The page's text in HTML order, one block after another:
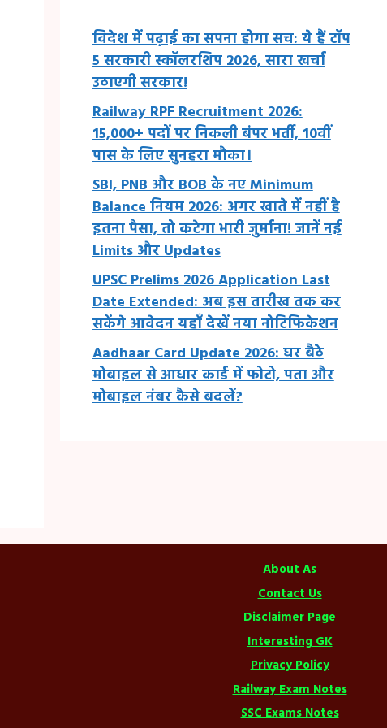
विदेश में पढ़ाई का सपना होगा सच: ये हैं टॉप
5 सरकारी स्कॉलरशिप 2026, सारा खर्चा
उठाएगी सरकार!
Railway RPF Recruitment 2026:
15,000+ पदों पर निकली बंपर भर्ती, 10वीं
पास के लिए सुनहरा मौका।
SBI, PNB और BOB के नए Minimum
Balance नियम 2026: अगर खाते में नहीं है
इतना पैसा, तो कटेगा भारी जुर्माना! जानें नई
Limits और Updates
UPSC Prelims 2026 Application Last
Date Extended: अब इस तारीख तक कर
सकेंगे आवेदन यहाँ देखें नया नोटिफिकेशन
Aadhaar Card Update 2026: घर बैठे
मोबाइल से आधार कार्ड में फोटो, पता और
मोबाइल नंबर कैसे बदलें?
About As
Contact Us
Disclaimer Page
Interesting GK
Privacy Policy
Railway Exam Notes
SSC Exams Notes